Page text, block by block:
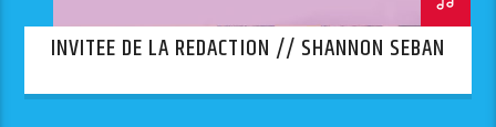
INVITEE DE LA REDACTION // SHANNON SEBAN